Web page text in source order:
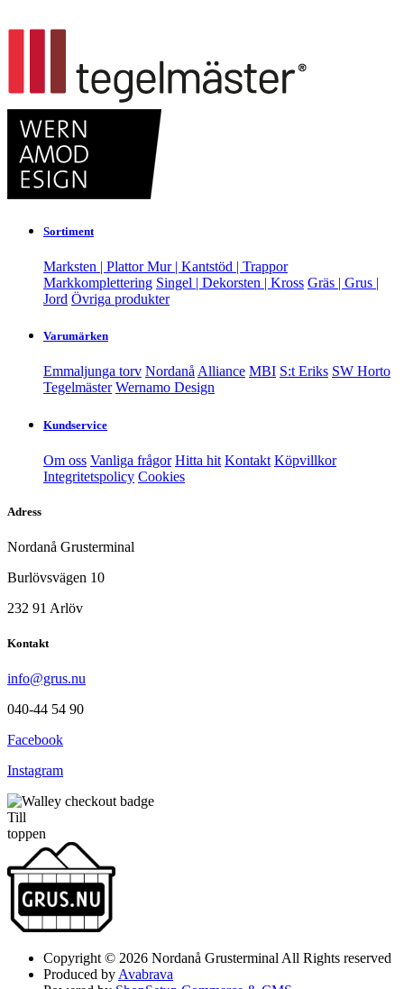
Sortiment
Marksten | PlattorMur | Kantstöd | Trappor
Markkomplettering Singel | Dekorsten | Kross Gräs | Grus |
Jord Övriga produkter
Varumärken
Emmaljunga torv Nordanå Alliance MBI S:t Eriks SW Horto
Tegelmäster Wernamo Design
Kundservice
Om oss Vanliga frågor Hitta hit Kontakt Köpvillkor
Integritetspolicy Cookies
Adress
Nordanå Grusterminal
Burlövsvägen 10
232 91 Arlöv
Kontakt
info@grus.nu
040-44 54 90
Facebook
Instagram
Till
toppen
Copyright © 2026 Nordanå Grusterminal All Rights reserved
Produced byAvabrava